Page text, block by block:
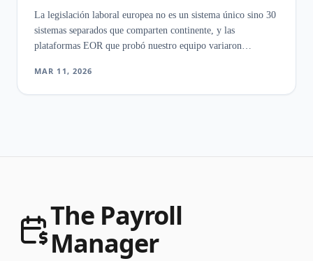
La legislación laboral europea no es un sistema único sino 30
sistemas separados que comparten continente, y las
plataformas EOR que probó nuestro equipo variaron
fragmentación.
MAR 11, 2026
The Payroll
Manager